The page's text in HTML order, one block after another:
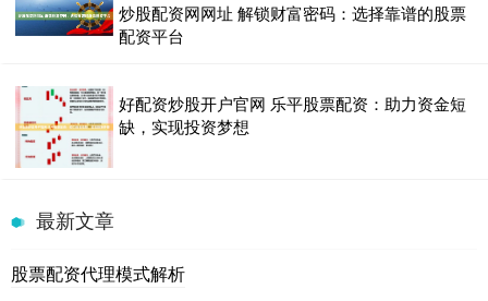
炒股配资网网址 解锁财富密码：选择靠谱的股票
配资平台
好配资炒股开户官网 乐平股票配资：助力资金短
缺，实现投资梦想
最新文章
股票配资代理模式解析